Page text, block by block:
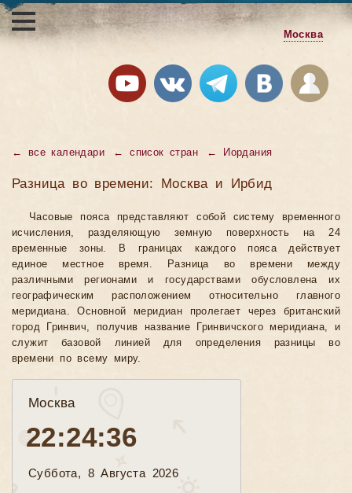
Москва
← все календари ←список стран ← Иордания
Разница во времени: Москва и Ирбид
Часовые пояса представляют собой систему временного
исчисления, разделяющую земную поверхность на 24
временные зоны. В границах каждого пояса действует
единое местное время. Разница во времени между
различными регионами и государствами обусловлена их
географическим расположением относительно главного
меридиана. Основной меридиан пролегает через британский
город Гринвич, получив название Гринвичского меридиана, и
служит базовой линией для определения разницы во
времени по всему миру.
Москва
22:24:38
Суббота, 8 Августа 2026